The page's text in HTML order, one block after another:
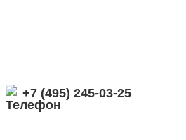
+7 (495) 245-03-25